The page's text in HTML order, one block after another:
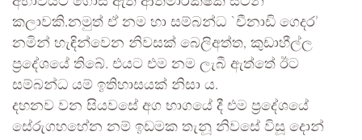
කලාවකි.නමුත් ඒ නම හා සම්බන්ධ `චීනාඩි ගෙදර’
නමින් හැඳින්වෙන නිවසක් බෙලිඅත්ත, කුඩාහීල්ල
ප්‍රදේශයේ තිබේ. එයට එම නම ලැබී ඇත්තේ ඊට
සම්බන්ධ යම් ඉතිහාසයක් නිසා ය.
දහනව වන සියවසේ අග භාගයේ දී එම ප්‍රදේශයේ
සේරුගහහේන නම් ඉඩමක තැනූ නිවසේ විසූ දොන්